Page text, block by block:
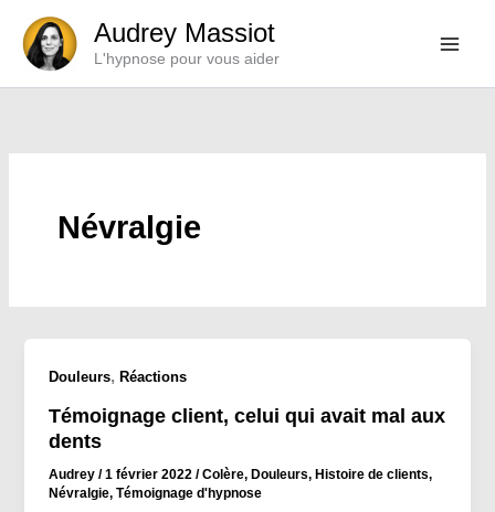
contenu
Audrey Massiot
L'hypnose pour vous aider
Névralgie
Douleurs,Réactions
Témoignage client, celui qui avait mal aux
dents
Audrey/1 février 2022/Colère,Douleurs,Histoire de clients,
Névralgie,Témoignage d'hypnose